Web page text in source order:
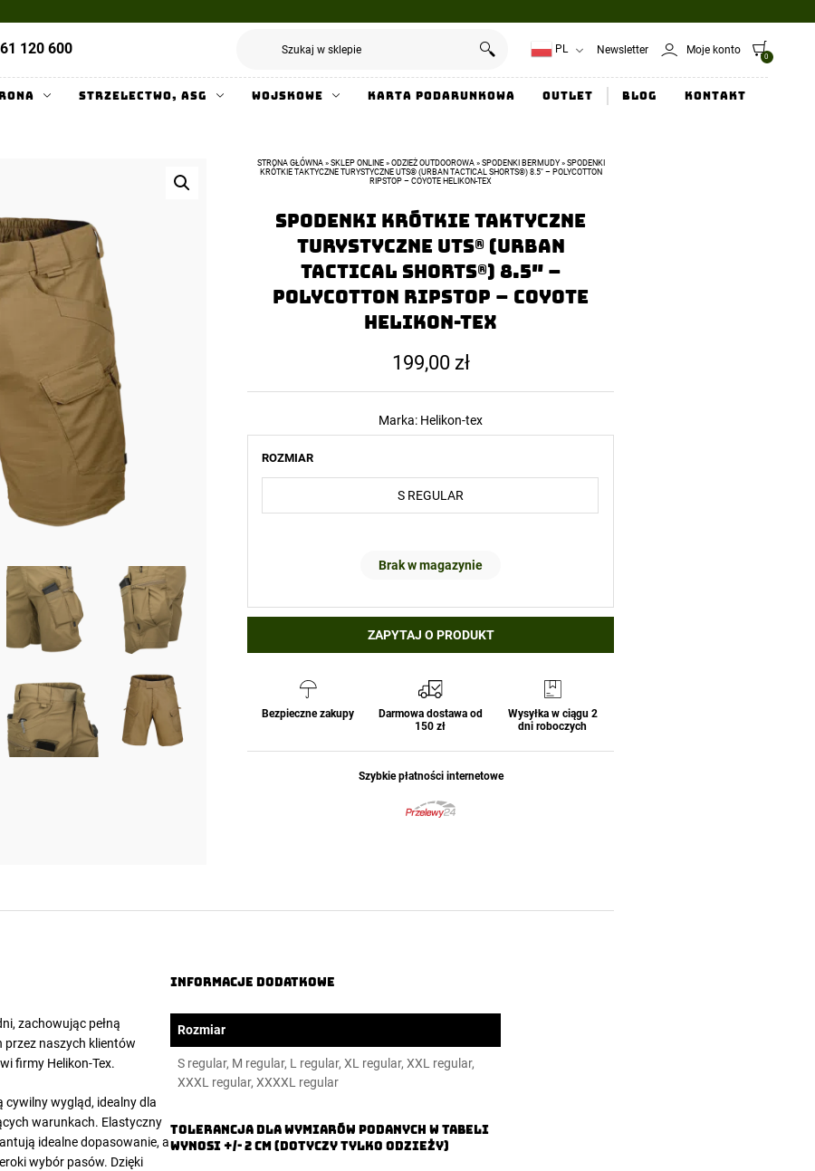
120 600 PL Newsletter Moje konto
0
Strzelectwo, ASG Wojskowe Karta Podarunkowa Outlet Blog Kontakt
STRONA GŁÓWNA» SKLEP ONLINE» ODZIEŻ OUTDOOROWA» SPODENKI BERMUDY» SPODENKI
KRÓTKIE TAKTYCZNE TURYSTYCZNE UTS® (URBAN TACTICAL SHORTS®) 8.5″ – POLYCOTTON
RIPSTOP – COYOTE HELIKON-TEX
Spodenki Krótkie Taktyczne
Turystyczne UTS® (Urban
Tactical Shorts®) 8.5″ –
PolyCotton Ripstop – Coyote
Helikon-tex
199,00 zł
Marka: Helikon-tex
ROZMIAR
Brak w magazynie
ZAPYTAJ O PRODUKT
Bezpieczne zakupy
Darmowa dostawa od
150 zł
Wysyłka w ciągu 2
dni roboczych
Szybkie płatności internetowe
zachowując pełną
naszych klientów
firmy Helikon-Tex.
cywilny wygląd, idealny dla
warunkach. Elastyczny
idealne dopasowanie, a
wybór pasów. Dzięki
Informacje dodatkowe
Rozmiar
S regular, M regular, L regular, XL regular, XXL regular,
XXXL regular, XXXXL regular
TOLERANCJA DLA WYMIARÓW PODANYCH W TABELI
WYNOSI +/- 2 CM (DOTYCZY TYLKO ODZIEŻY)